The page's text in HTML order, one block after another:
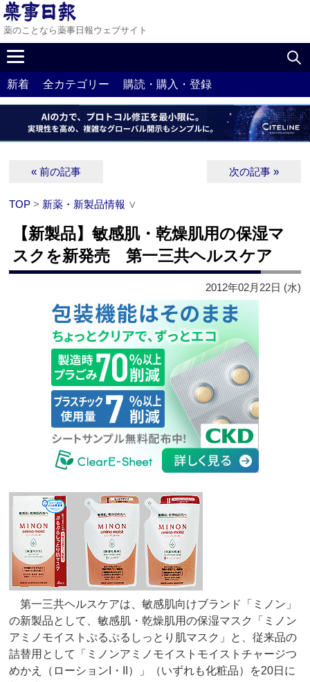
薬のことなら薬事日報ウェブサイト
新着 全カテゴリー 購読・購入・登録
« 前の記事 次の記事 »
TOP > 新薬・新製品情報 ∨
【新製品】敏感肌・乾燥肌用の保湿マ
スクを新発売 第一三共ヘルスケア
2012年02月22日 (水)
第一三共ヘルスケアは、敏感肌向けブランド「ミノン」
の新製品として、敏感肌・乾燥肌用の保湿マスク「ミノン
アミノモイストぷるぷるしっとり肌マスク」と、従来品の
詰替用として「ミノンアミノモイストモイストチャージつ
めかえ（ローションI・II）」（いずれも化粧品）を20日に